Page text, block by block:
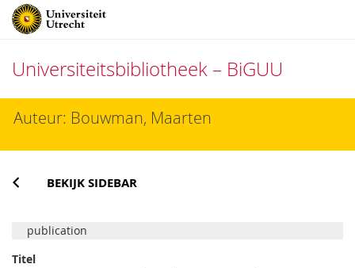
Universiteitsbibliotheek – BiGUU
naarAuteur: Bouwman, Maarten
BEKIJK SIDEBAR
publication
Titel